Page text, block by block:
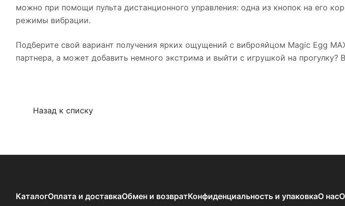
можно при помощи пульта дистанционного управления: одна из кнопок на его
режимы вибрации.
Подберите свой вариант получения ярких ощущений с виброяйцом Magic Egg
партнера, а может добавить немного экстрима и выйти с игрушкой на прогулку?
Назад к списку
КаталогОплата и доставкаОбмен и возвратКонфиденциальность и упаковкаО нас